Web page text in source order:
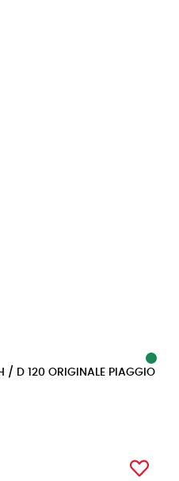
/ D 120 ORIGINALE PIAGGIO